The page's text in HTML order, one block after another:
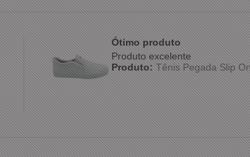
Ótimo produto
Produto excelente
Produto:Tênis Pegada Slip